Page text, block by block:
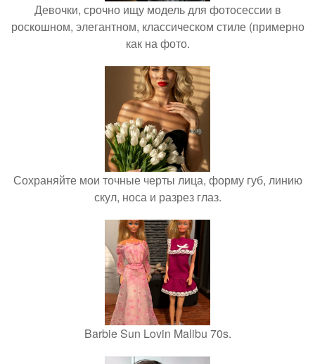
Девочки, срочно ищу модель для фотосессии в
роскошном, элегантном, классическом стиле (примерно
как на фото.
Сохраняйте мои точные черты лица, форму губ, линию
скул, носа и разрез глаз.
Barbie Sun Lovin Malibu 70s.